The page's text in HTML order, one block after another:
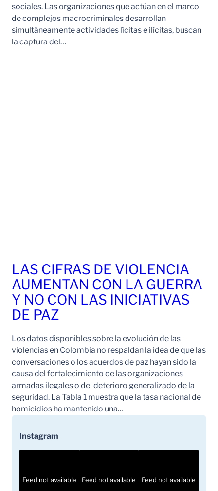
sociales. Las organizaciones que actúan en el marco
de complejos macrocriminales desarrollan
simultáneamente actividades lícitas e ilícitas, buscan
la captura del…
LAS CIFRAS DE VIOLENCIA
AUMENTAN CON LA GUERRA
Y NO CON LAS INICIATIVAS
DE PAZ
Los datos disponibles sobre la evolución de las
violencias en Colombia no respaldan la idea de que las
conversaciones o los acuerdos de paz hayan sido la
causa del fortalecimiento de las organizaciones
armadas ilegales o del deterioro generalizado de la
seguridad. La Tabla 1 muestra que la tasa nacional de
homicidios ha mantenido una…
Instagram
Feed not available Feed not available Feed not available